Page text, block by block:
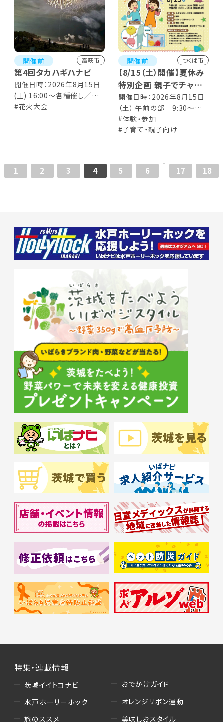
開催前 高萩市
第4回タカハギハナビ
開催日時：2026年8月15日
(土) 16:00～各種催し／
19:00～花火打ち上げ開始
#花火大会
開催前 つくば市
【8/15（土）開催】夏休み
特別企画 親子でチャレ
ンジ！「素粒子をつくろ
う」
開催日時：2026年8月15日
（土） 午前の部 9:30～
11:30 (開場 9:00） 午後の
部 13:15～15:15（開場
9:50 素粒子ミニ講座
10:00-11:30 素粒子づくり
ワークショップ
#体験・参加
#子育て・親子向け
1 2 3 4 5 6 17 18
特集・連載情報
茨城イイトコナビ
水戸ホーリーホック
旅のススメ
おでかけガイド
オレンジリボン運動
美味しおスタイル